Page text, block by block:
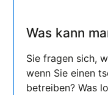
Was kann
Sie fragen sich,
wenn Sie einen
betreiben? Was